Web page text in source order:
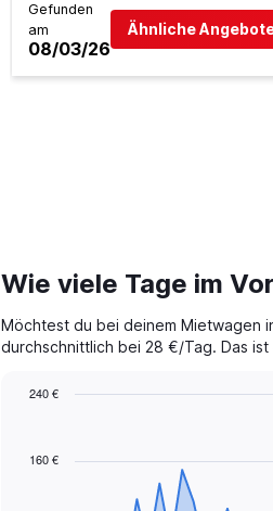
Gefunden
am
08/03/26
Ähnliche
Wie viele Tage im
Möchtest du bei deinem Mietwagen
durchschnittlich bei 28 €/Tag. Das
data
160 €
240 €